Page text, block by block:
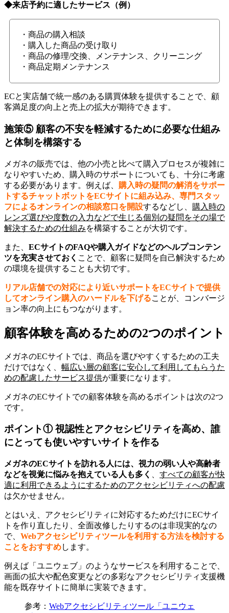
◆来店予約に適したサービス（例）
・商品の購入相談
・購入した商品の受け取り
・商品の修理/交換、メンテナンス、クリーニング
・商品定期メンテナンス
ECと実店舗で統一感のある購買体験を提供することで、顧
客満足度の向上と売上の拡大が期待できます。
施策⑤ 顧客の不安を軽減するために必要な仕組み
と体制を構築する
メガネの販売では、他の小売と比べて購入プロセスが複雑に
なりやすいため、購入時のサポートについても、十分に考慮
する必要があります。例えば、 購入時の疑問の解消をサポー
トするチャットボットをECサイトに組み込み、専門スタッ
フによるオンラインの相談窓口を開設するなどし、 購入時の
レンズ選びや度数の入力などで生じる個別の疑問をその場で
解決するための仕組みを構築することが大切です。
また、 ECサイトのFAQや購入ガイドなどのヘルプコンテン
ツを充実させておく ことで、顧客に疑問を自己解決するため
の環境を提供することも大切です。
リアル店舗での対応により近いサポートをECサイトで提供
してオンライン購入のハードルを下げることが、コンバージ
ョン率の向上にもつながります。
顧客体験を高めるための2つのポイント
メガネのECサイトでは、商品を選びやすくするための工夫
だけではなく、 幅広い層の顧客に安心して利用してもらうた
めの配慮したサービス提供が重要になります。
メガネのECサイトでの顧客体験を高めるポイントは次の2つ
です。
ポイント① 視認性とアクセシビリティを高め、誰
にとっても使いやすいサイトを作る
メガネのECサイトを訪れる人には、視力の弱い人や高齢者
などを視覚に悩みを抱えている人も多く
すべての顧客が快
適に利用できるようにするためのアクセシビリティへの配慮
は欠かせません。
とはいえ、アクセシビリティに対応するためだけにECサイ
トを作り直したり、全面改修したりするのは非現実的なの
で、 Webアクセシビリティツールを利用する方法を検討する
ことをおすすめします。
例えば「ユニウェブ」のようなサービスを利用することで、
画面の拡大や配色変更などの多彩なアクセシビリティ支援機
能を既存サイトに簡単に実装できます。
参考： Webアクセシビリティツール「ユニウェ